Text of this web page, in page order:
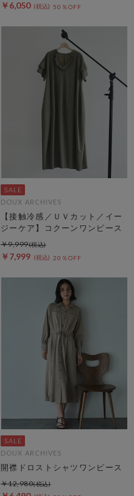
￥6,050 50％OFF
DOUX ARCHIVES
【接触冷感／ＵＶカット／イー
ジーケア】コクーンワンピース
￥7,999 20％OFF
￥9,999
DOUX ARCHIVES
開襟ドロストシャツワンピース
￥12,980